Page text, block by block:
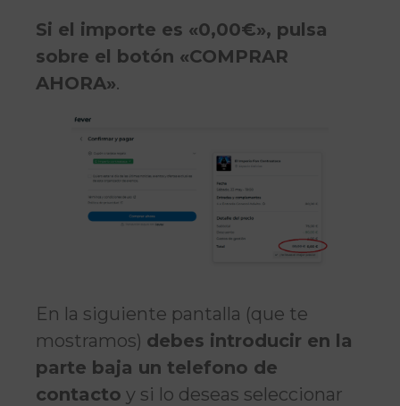
Si el importe es «0,00€», pulsa
sobre el botón «COMPRAR
AHORA».
En la siguiente pantalla (que te
mostramos) debes introducir en la
parte baja un telefono de
contacto y si lo deseas seleccionar